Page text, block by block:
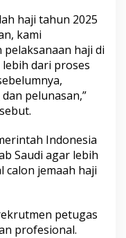
haji tahun 2025
kami
haji di
dari proses
pelunasan,”
Indonesia
Saudi agar lebih
calon jemaah haji
petugas
profesional.